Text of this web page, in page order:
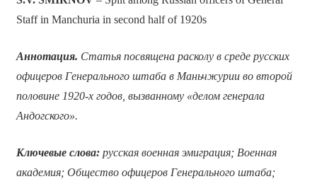
Staff in Manchuria in second half of 1920s
Аннотация. Статья посвящена расколу в среде русских
офицеров Генерального штаба в Маньчжурии во второй
половине 1920-х годов, вызванному «делом генерала
Андогского».
Ключевые слова: русская военная эмиграция; Военная
академия; Общество офицеров Генерального штаба;